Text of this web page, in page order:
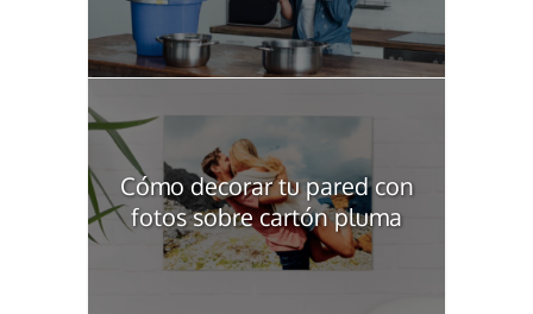
Cómo decorar tu pared con
fotos sobre cartón pluma